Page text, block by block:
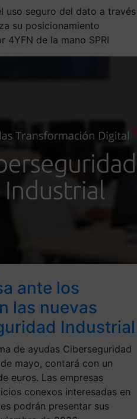
uso seguro del dato a través
su posicionamiento
4YFN de la mano SPRI
ante los
las nuevas
Industrial
de ayudas Ciberseguridad
mayo, contará con un
euros. Las empresas
conexos interesadas en
podrán presentar sus